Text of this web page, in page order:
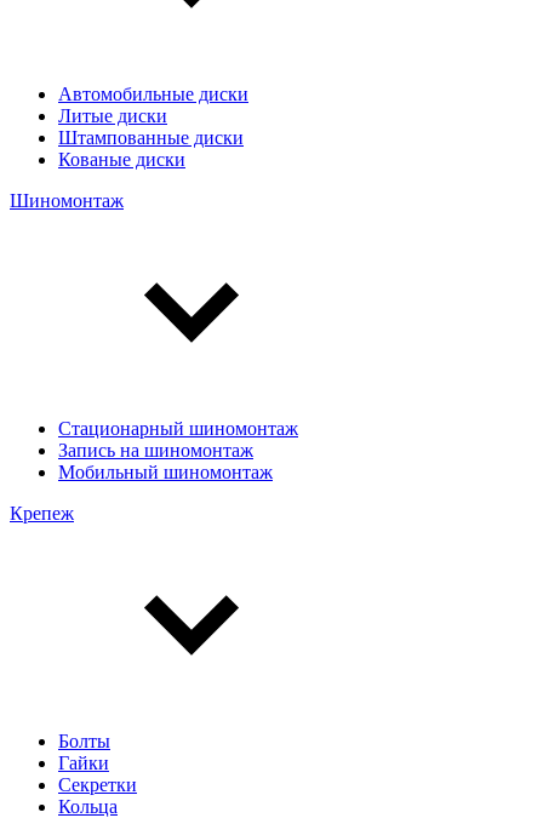
Автомобильные диски
Литые диски
Штампованные диски
Кованые диски
Шиномонтаж
Стационарный шиномонтаж
Запись на шиномонтаж
Мобильный шиномонтаж
Крепеж
Болты
Гайки
Секретки
Кольца